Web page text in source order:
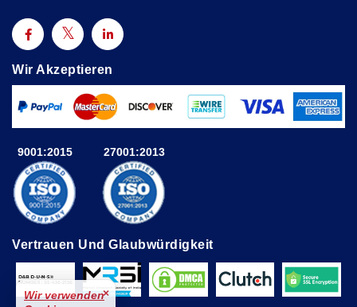
Wir Akzeptieren
9001:2015 27001:2013
Vertrauen Und Glaubwürdigkeit
Wir verwenden×